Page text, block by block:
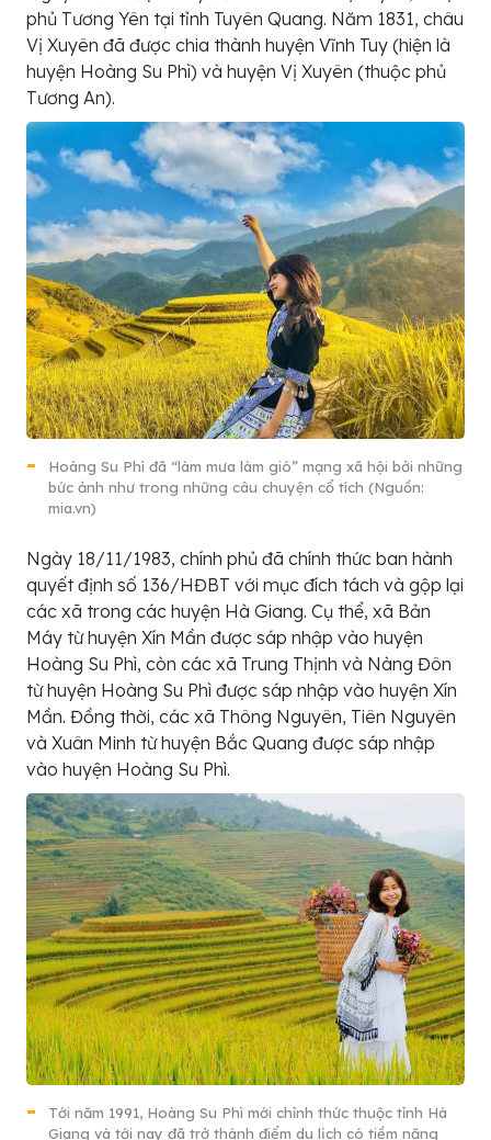
phủ Tương Yên tại tỉnh Tuyên Quang. Năm 1831, châu
Vị Xuyên đã được chia thành huyện Vĩnh Tuy (hiện là
huyện Hoàng Su Phì) và huyện Vị Xuyên (thuộc phủ
Tương An).
Hoàng Su Phì đã “làm mưa làm gió” mạng xã hội bởi những
bức ảnh như trong những câu chuyện cổ tích (Nguồn:
mia.vn)
Ngày 18/11/1983, chính phủ đã chính thức ban hành
quyết định số 136/HĐBT với mục đích tách và gộp lại
các xã trong các huyện Hà Giang. Cụ thể, xã Bản
Máy từ huyện Xín Mần được sáp nhập vào huyện
Hoàng Su Phì, còn các xã Trung Thịnh và Nàng Đôn
từ huyện Hoàng Su Phì được sáp nhập vào huyện Xín
Mần. Đồng thời, các xã Thông Nguyên, Tiên Nguyên
và Xuân Minh từ huyện Bắc Quang được sáp nhập
vào huyện Hoàng Su Phì.
Tới năm 1991, Hoàng Su Phì mới chỉnh thức thuộc tỉnh Hà
Giang và tới nay đã trở thành điểm du lịch có tiềm năng